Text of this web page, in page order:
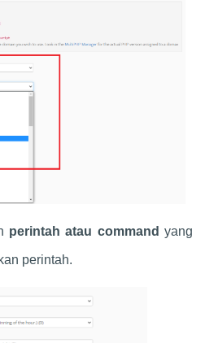
perintah atau commandyang
perintah.